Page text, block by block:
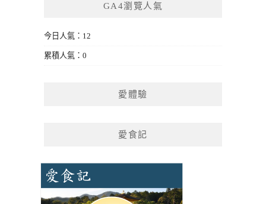
GA4瀏覽人氣
今日人氣：12
累積人氣：0
愛體驗
愛食記